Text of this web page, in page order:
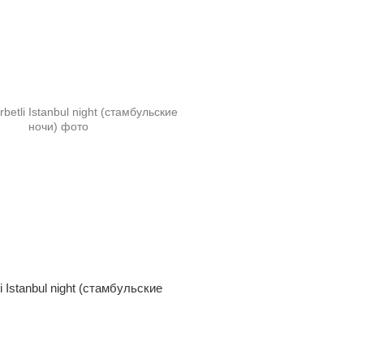
Istanbul night (стамбульские